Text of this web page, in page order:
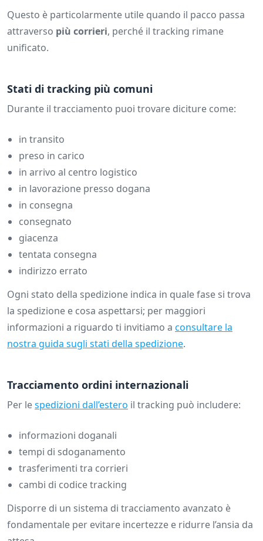
Questo è particolarmente utile quando il pacco passa
attraverso più corrieri, perché il tracking rimane
unificato.
Stati di tracking più comuni
Durante il tracciamento puoi trovare diciture come:
in transito
preso in carico
in arrivo al centro logistico
in lavorazione presso dogana
in consegna
consegnato
giacenza
tentata consegna
indirizzo errato
Ogni stato della spedizione indica in quale fase si trova
la spedizione e cosa aspettarsi; per maggiori
informazioni a riguardo ti invitiamo a consultare la
nostra guida sugli stati della spedizione.
Tracciamento ordini internazionali
Per lespedizioni dall’estero il tracking può includere:
informazioni doganali
tempi di sdoganamento
trasferimenti tra corrieri
cambi di codice tracking
Disporre di un sistema di tracciamento avanzato è
fondamentale per evitare incertezze e ridurre l’ansia da